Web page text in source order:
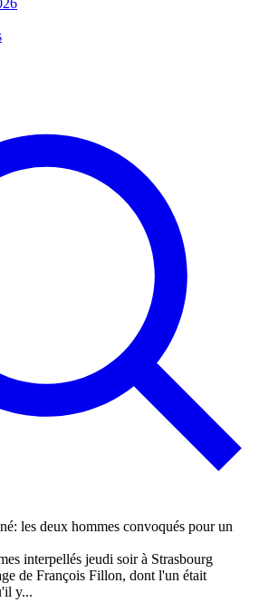
interpellés jeudi soir à Strasbourg
de François Fillon, dont l'un était
y...